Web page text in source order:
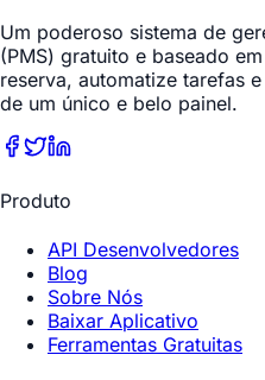
Um poderoso sistema de
(PMS) gratuito e baseado
reserva, automatize tarefas
de um único e belo painel.
Produto
API Desenvolvedores
Blog
Sobre Nós
Baixar Aplicativo
Ferramentas Gratuitas